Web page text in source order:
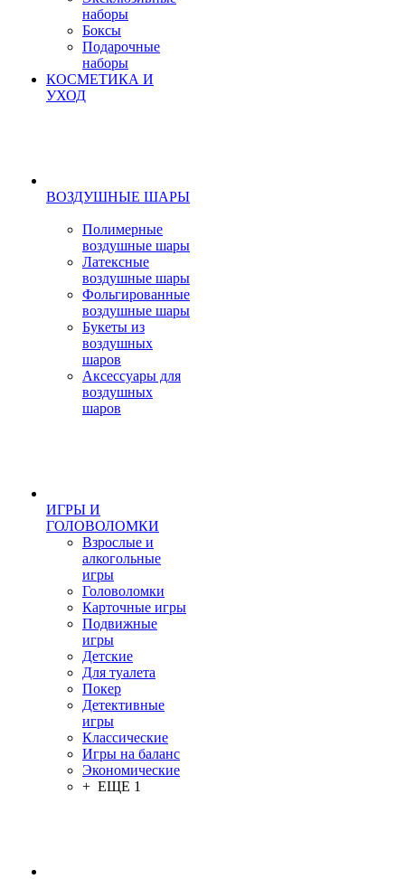
наборы
Боксы
Подарочные
наборы
КОСМЕТИКА И
УХОД
ВОЗДУШНЫЕ ШАРЫ
Полимерные
воздушные шары
Латексные
воздушные шары
Фольгированные
воздушные шары
Букеты из
воздушных
шаров
Аксессуары для
воздушных
шаров
ИГРЫ И
ГОЛОВОЛОМКИ
Взрослые и
алкогольные
игры
Головоломки
Карточные игры
Подвижные
игры
Детские
Для туалета
Покер
Детективные
игры
Классические
Игры на баланс
Экономические
+ ЕЩЕ 1